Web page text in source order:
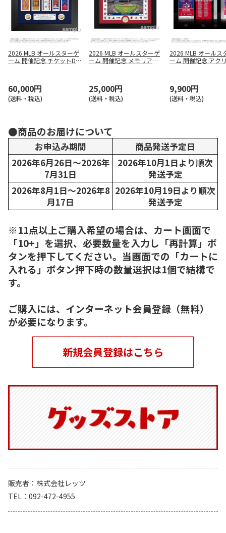
2026 MLB オールスターゲ
ーム 開催記念 チケットDX
60,000円
(送料・税込)
2026 MLB オールスターゲ
ーム 開催記念 メモリアル
25,000円
(送料・税込)
2026 MLB オールス
ーム 開催記念 アク
9,900円
(送料・税込)
●商品のお届けについて
お申込み期間
商品発送予定日
2026年6月26日～2026年
7月31日
2026年10月1日より順次
発送予定
2026年8月1日～2026年8
月17日
2026年10月19日より順次
発送予定
※11点以上ご購入希望の場合は、カート画面で
「10+」を選択、必要数量を入力し「再計算」ボ
タンを押下してください。当画面での「カートに
入れる」ボタン押下時の数量選択は1個で結構で
す。
ご購入には、インターネット会員登録（無料）
が必要になります。
新規会員登録はこちら
販売者
株式会社レッツ
TEL
092-472-4955